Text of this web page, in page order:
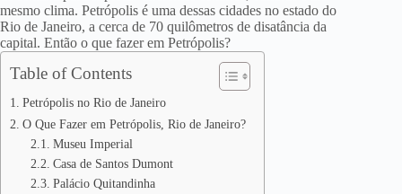
mesmo clima. Petrópolis é uma dessas cidades no estado do
Rio de Janeiro, a cerca de 70 quilômetros de disatância da
capital. Então o que fazer em Petrópolis?
Table of Contents
Petrópolis no Rio de Janeiro
O Que Fazer em Petrópolis, Rio de Janeiro?
Museu Imperial
Casa de Santos Dumont
Palácio Quitandinha